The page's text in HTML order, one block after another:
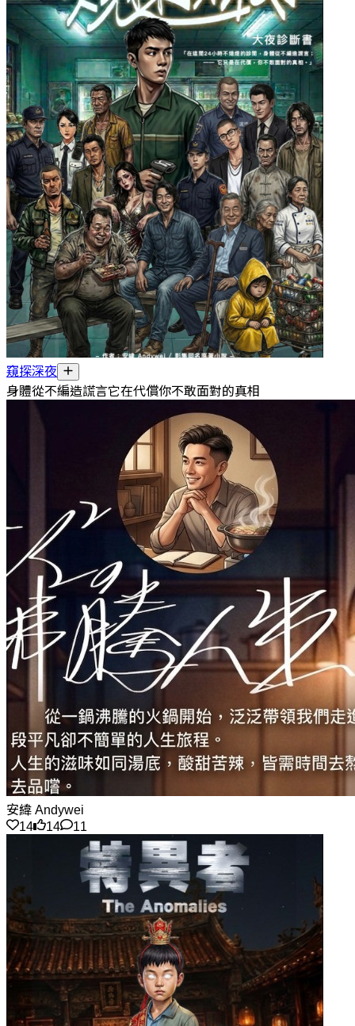
窺探深夜
身體從不編造謊言它在代償你不敢面對的真相
安緯 Andywei
14
14 11